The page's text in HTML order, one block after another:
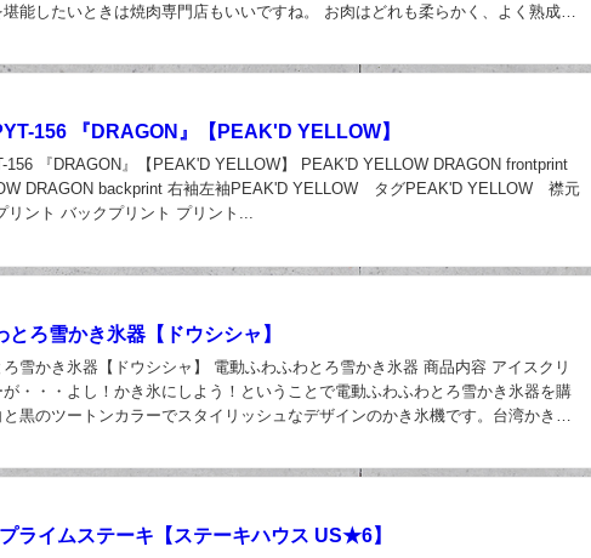
能したいときは焼肉専門店もいいですね。 お肉はどれも柔らかく、よく熟成さ
味しくいただけました。流石お肉の卸...
156 『DRAGON』【PEAK'D YELLOW】
156 『DRAGON』【PEAK'D YELLOW】 PEAK'D YELLOW DRAGON frontprint
DRAGON backprint 右袖左袖PEAK'D YELLOW タグPEAK'D YELLOW 襟元
リント バックプリント プリント...
とろ雪かき氷器【ドウシシャ】
雪かき氷器【ドウシシャ】 電動ふわふわとろ雪かき氷器 商品内容 アイスクリ
・・・よし！かき氷にしよう！ということで電動ふわふわとろ雪かき氷器を購
と黒のツートンカラーでスタイリッシュなデザインのかき氷機です。台湾かき氷
ップ2個が付属しています。 電動ふわふわと...
ライムステーキ【ステーキハウス US★6】